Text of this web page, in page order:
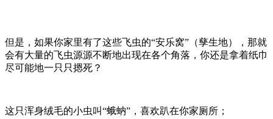
但是，如果你家里有了这些飞虫的“安乐窝”（孳生地），那就
会有大量的飞虫源源不断地出现在各个角落，你还是拿着纸巾
尽可能地一只只摁死？
这只浑身绒毛的小虫叫“蛾蚋”，喜欢趴在你家厕所；